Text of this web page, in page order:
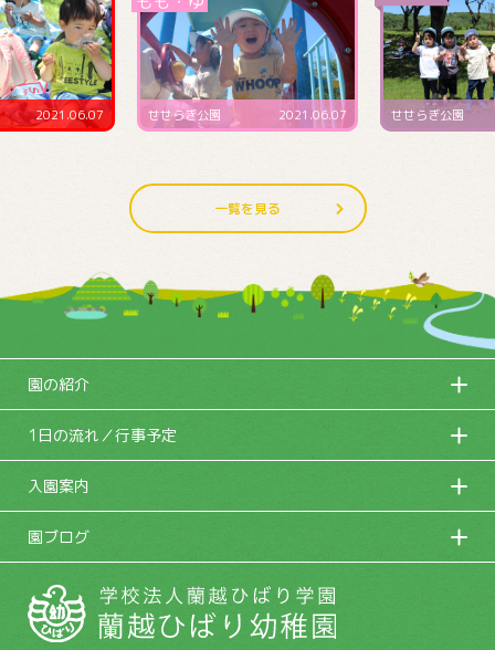
2021.06.07 せせらぎ公園 2021.06.07 4･5･6月生まれ誕
一覧を見る
園の紹介
1日の流れ／行事予定
入園案内
園ブログ